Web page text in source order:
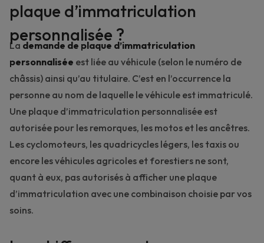
plaque d’immatriculation
personnalisée ?
La demande de plaque d’immatriculation
personnalisée est liée au véhicule (selon le numéro de
châssis) ainsi qu’au titulaire. C’est en l’occurrence la
personne au nom de laquelle le véhicule est immatriculé.
Une plaque d’immatriculation personnalisée est
autorisée pour les remorques, les motos et les ancêtres.
Les cyclomoteurs, les quadricycles légers, les taxis ou
encore les véhicules agricoles et forestiers ne sont,
quant à eux, pas autorisés à afficher une plaque
d’immatriculation avec une combinaison choisie par vos
soins.